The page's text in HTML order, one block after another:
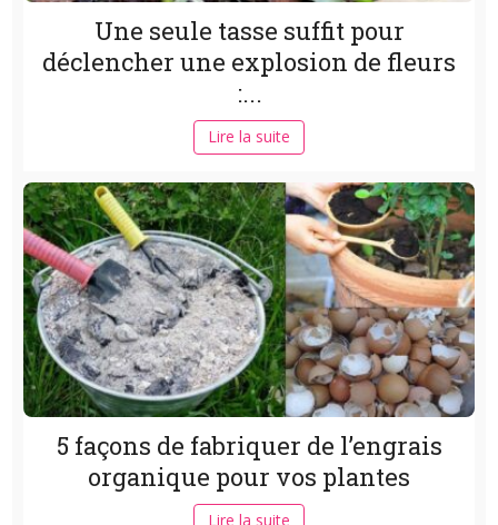
Une seule tasse suffit pour
déclencher une explosion de fleurs
:...
Lire la suite
5 façons de fabriquer de l’engrais
organique pour vos plantes
Lire la suite